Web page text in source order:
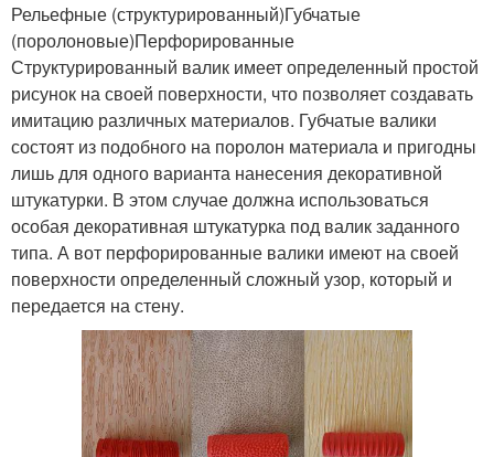
Рельефные (структурированный)Губчатые
(поролоновые)Перфорированные
Структурированный валик имеет определенный простой
рисунок на своей поверхности, что позволяет создавать
имитацию различных материалов. Губчатые валики
состоят из подобного на поролон материала и пригодны
лишь для одного варианта нанесения декоративной
штукатурки. В этом случае должна использоваться
особая декоративная штукатурка под валик заданного
типа. А вот перфорированные валики имеют на своей
поверхности определенный сложный узор, который и
передается на стену.